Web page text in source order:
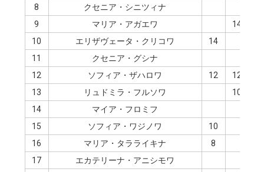
8
クセニア・シニツィナ
9
マリア・アガエワ 14
10
エリザヴェータ・クリコワ 14
11
クセニア・グシナ
12
ソフィア・ザハロワ 12
12
13
リュドミラ・フルソワ
10
14
マイア・フロミフ
15
ソフィア・ワジノワ 10
16
マリア・タラライキナ
8
17
エカテリーナ・アニシモワ